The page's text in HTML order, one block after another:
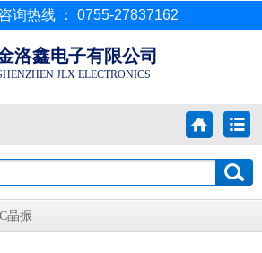
询热线 ： 0755-27837162
洛鑫电子有限公司
JLX ELECTRONICS
晶振